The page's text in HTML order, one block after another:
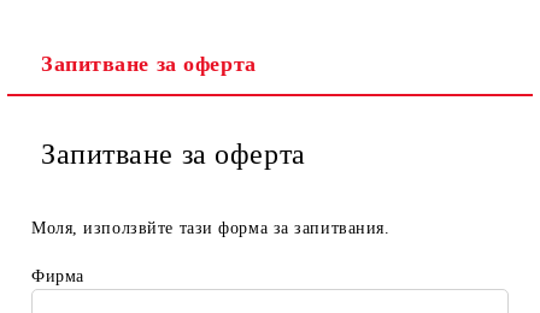
Запитване за оферта
Запитване за оферта
Моля, използвйте тази форма за запитвания.
Фирма